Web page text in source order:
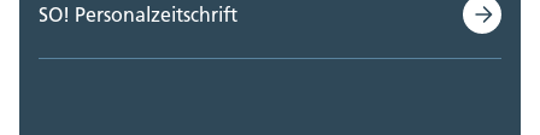
SO! Personalzeitschrift